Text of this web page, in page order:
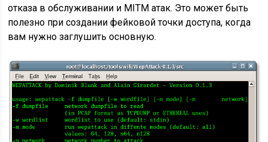
отказа в обслуживании и MITM атак. Это может быть
полезно при создании фейковой точки доступа, когда
вам нужно заглушить основную.